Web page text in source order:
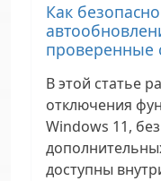
Как
проверенные
В этой статье
отключения
Windows 11,
доступны